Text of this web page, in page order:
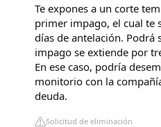
Te expones a un corte
primer impago, el cual te
días de antelación. Podrá
impago se extiende por
En ese caso, podría
monitorio con la
deuda.
Solicitud de eliminación